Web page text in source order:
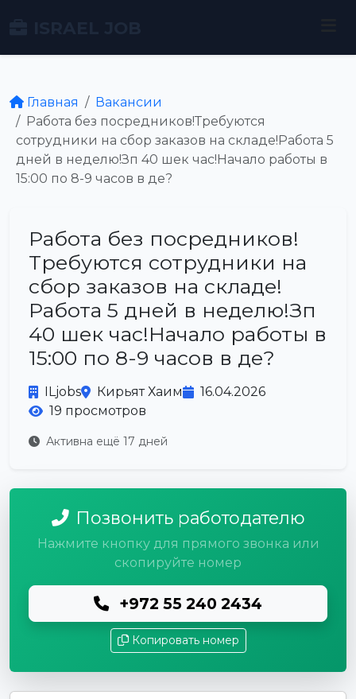
Главная
Вакансии
Работа без посредников!Требуются
сотрудники на сбор заказов на складе!Работа 5
дней в неделю!Зп 40 шек час!Начало работы в
15:00 по 8-9 часов в де?
Работа без посредников!
Требуются сотрудники на
сбор заказов на складе!
Работа 5 дней в неделю!Зп
40 шек час!Начало работы в
15:00 по 8-9 часов в де?
ILjobs Кирьят Хаим
16.04.2026
19 просмотров
Активна ещё 17 дней
Позвонить работодателю
Нажмите кнопку для прямого звонка или
скопируйте номер
+972 55 240 2434
Копировать номер